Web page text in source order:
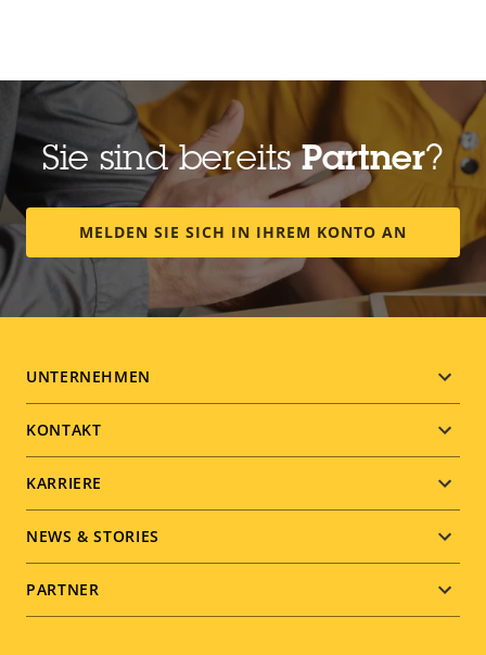
Sie sind bereitsPartner?
MELDEN SIE SICH IN IHREM KONTO AN
Footer
menu
UNTERNEHMEN
KONTAKT
KARRIERE
NEWS & STORIES
PARTNER